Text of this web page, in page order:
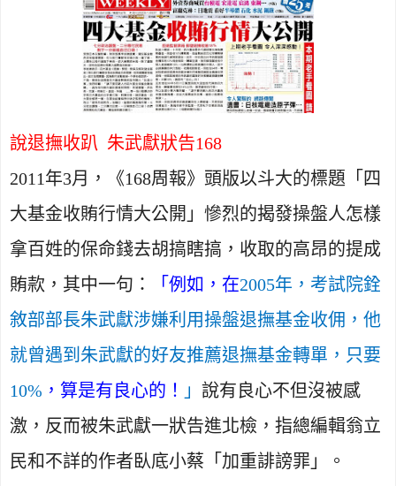
說退撫收趴 朱武獻狀告168
2011年3月，《168周報》頭版以斗大的標題「四
大基金收賄行情大公開」慘烈的揭發操盤人怎樣
拿百姓的保命錢去胡搞瞎搞，收取的高昂的提成
賄款，其中一句：
「例如，在2005年，考試院銓
敘部部長朱武獻涉嫌利用操盤退撫基金收佣，他
就曾遇到朱武獻的好友推薦退撫基金轉單，只要
10% ，算是有良心的！ 」 說有良心不但沒被感
激，反而被朱武獻一狀告進北檢，指總編輯翁立
民和不詳的作者臥底小蔡「加重誹謗罪」。